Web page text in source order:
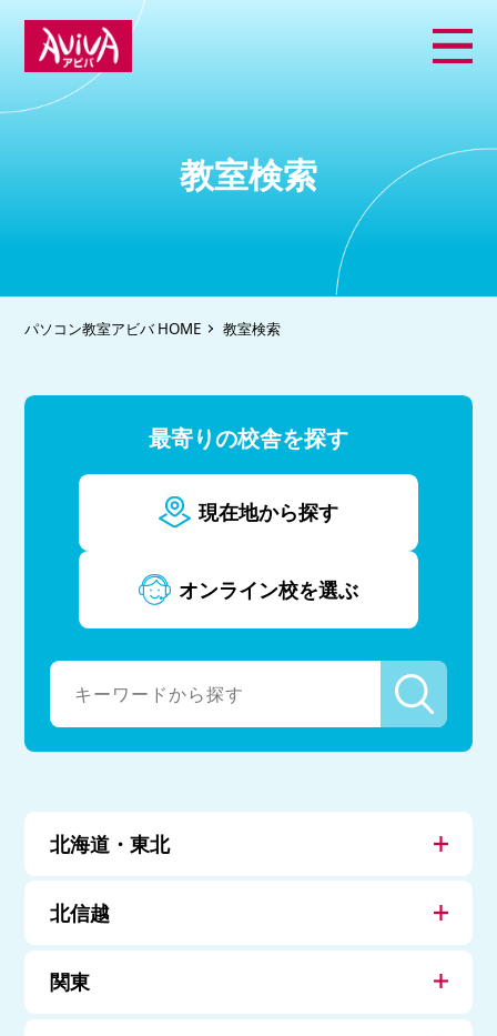
教室検索
パソコン教室アビバ HOME 教室検索
最寄りの校舎を探す
現在地から探す
オンライン校を選ぶ
北海道・東北
北信越
関東